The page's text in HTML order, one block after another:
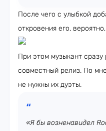
После чего с улыбкой
откровения его,
При этом музыкант
совместный релиз. По
не нужны их дуэты.
«Я бы возненавидел